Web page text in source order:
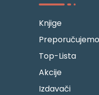
Knjige
Preporučujemo
Top-Lista
Akcije
Izdavači